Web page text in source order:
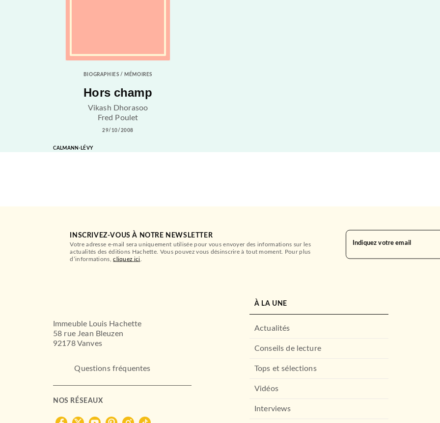
BIOGRAPHIES / MÉMOIRES
Hors champ
Vikash Dhorasoo
Fred Poulet
29/10/2008
CALMANN-LÉVY
INSCRIVEZ-VOUS À NOTRE NEWSLETTER
Votre adresse e-mail sera uniquement utilisée pour vous envoyer des informations sur les
actualités des éditions Hachette. Vous pouvez vous désinscrire à tout moment. Pour plus
d’informations,cliquez ici
Indiquez votre email
Immeuble Louis Hachette
58 rue Jean Bleuzen
92178 Vanves
Questions fréquentes
NOS RÉSEAUX
À LA UNE
Actualités
Conseils de lecture
Tops et sélections
Vidéos
Interviews